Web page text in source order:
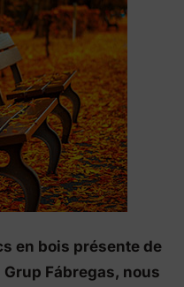
en bois présente de
Grup Fábregas, nous